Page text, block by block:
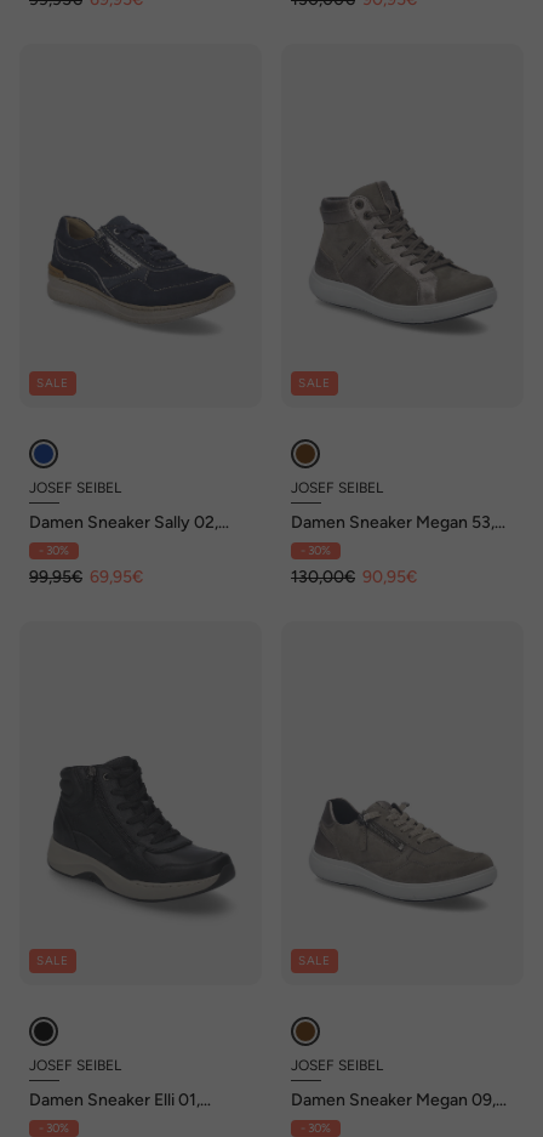
SALE
JOSEF SEIBEL
Damen Sneaker Sally 02,
ocean
- 30%
99,95€ 69,95€
SALE
JOSEF SEIBEL
Damen Sneaker Megan 53,
taupe
- 30%
130,00€ 90,95€
SALE
JOSEF SEIBEL
Damen Sneaker Elli 01,
schwarz
- 30%
SALE
JOSEF SEIBEL
Damen Sneaker Megan 09,
taupe
- 30%